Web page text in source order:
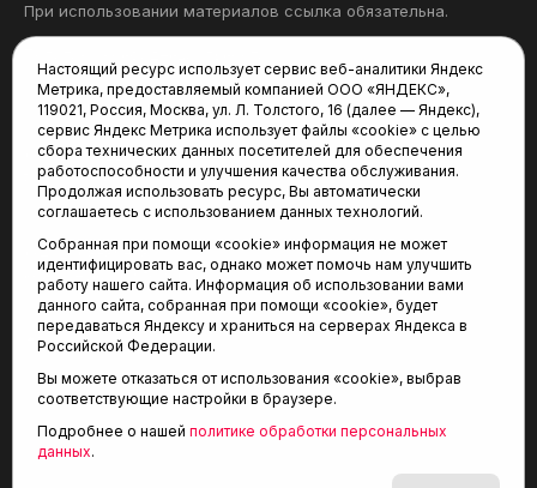
При использовании материалов ссылка обязательна.
Редакция:
625035, Тюмень, пр. Геологоразведчиков, 28А
(3452) 68-22-28
tum-arena@mail.ru
Отдел продаж:
(3452) 68-89-78
kotovaev@sibinformburo.ru
© 2001-2026 Агентство спортивных новостей
Настоящий ресурс использует сервис веб-аналитики Яндекс
Метрика, предоставляемый компанией ООО «ЯНДЕКС»,
119021, Россия, Москва, ул. Л. Толстого, 16 (далее — Яндекс),
сервис Яндекс Метрика использует файлы «cookie» с целью
сбора технических данных посетителей для обеспечения
работоспособности и улучшения качества обслуживания.
Продолжая использовать ресурс, Вы автоматически
соглашаетесь с использованием данных технологий.
Собранная при помощи «cookie» информация не может
идентифицировать вас, однако может помочь нам улучшить
работу нашего сайта. Информация об использовании вами
данного сайта, собранная при помощи «cookie», будет
передаваться Яндексу и храниться на серверах Яндекса в
Российской Федерации.
Вы можете отказаться от использования «cookie», выбрав
соответствующие настройки в браузере.
Подробнее о нашей политике обработки персональных
данных.